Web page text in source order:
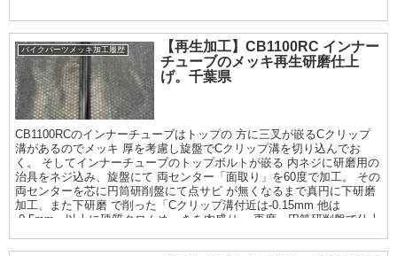
バイクパーツメッキ加工履歴
【再生加工】CB1100RC インナー
チューブのメッキ再生研磨仕上
げ。千葉県
CB1100RCのインナーチューブはトップの 方に三叉が嵌るCクリップ
溝があるのでメッキ 厚を考慮し旋盤でCクリップ溝を切り込んでお
く。 そしてインナーチューブのトップボルトが嵌る 内ネジに研磨用の
治具をネジ込み、旋盤にて 両センター「面取り」を60度で加工。 その
両センターを芯に円筒研削盤にて点サビ が無くなるまで真円に下研磨
加工、また下研磨 で削った「Cクリップ溝付近は-0.15mm 他は
-0.5mm」以上に硬質クロムめっきを肉盛り、 再度、円筒研削盤で仕上
ル仕上げまで。